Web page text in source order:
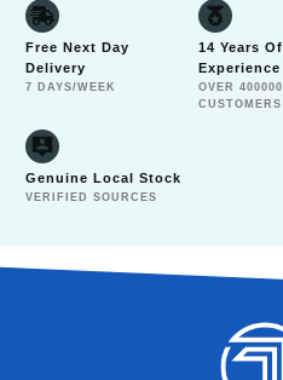
Free Next Day
Delivery
7 DAYS/WEEK
14 Years Of
Experience
OVER 400000
CUSTOMERS
Genuine Local Stock
VERIFIED SOURCES